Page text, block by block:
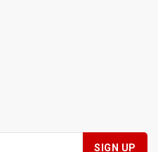
Cuaca hingga
Ancaman El Nino